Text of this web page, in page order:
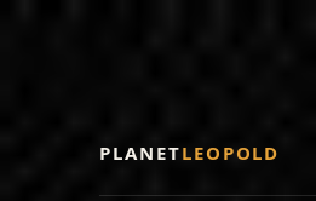
PLANETLEOPOLD